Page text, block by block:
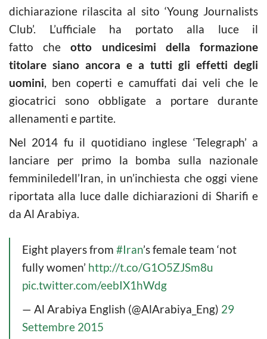
dichiarazione rilascita al sito ‘Young Journalists
Club’. L’ufficiale ha portato alla luce il
fatto cheotto undicesimi della formazione
titolare siano ancora e a tutti gli effetti degli
uomini, ben coperti e camuffati dai veli che le
giocatrici sono obbligate a portare durante
allenamenti e partite.
Nel 2014 fu il quotidiano inglese ‘Telegraph’ a
lanciare per primo la bomba sulla nazionale
femminiledell’Iran, in un’inchiesta che oggi viene
riportata alla luce dalle dichiarazioni di Sharifi e
da Al Arabiya.
Eight players from #Iran’s female team ‘not
fully women’ http://t.co/G1O5ZJSm8u
pic.twitter.com/eebIX1hWdg
— Al Arabiya English (@AlArabiya_Eng) 29
Settembre 2015